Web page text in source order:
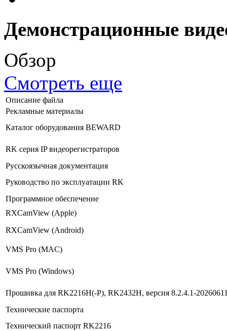
Демонстрационные
Обзор
Смотреть еще
Описание файла
Рекламные материалы
Каталог оборудования BEWARD
RK серия IP видеорегистраторов
Русскоязычная документация
Руководство по эксплуатации RK
Программное обеспечение
RXCamView (Apple)
RXCamView (Android)
VMS Pro (MAC)
VMS Pro (Windows)
Прошивка для RK2216H(-P), RK2432H, версия 8.2.4.1-
Технические паспорта
Технический паспорт RK2216